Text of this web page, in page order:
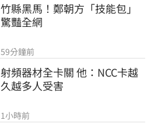
竹縣黑馬！鄭朝方「技能包」
驚豔全網
59分鐘前
射頻器材全卡關 他：NCC卡越
久越多人受害
1小時前